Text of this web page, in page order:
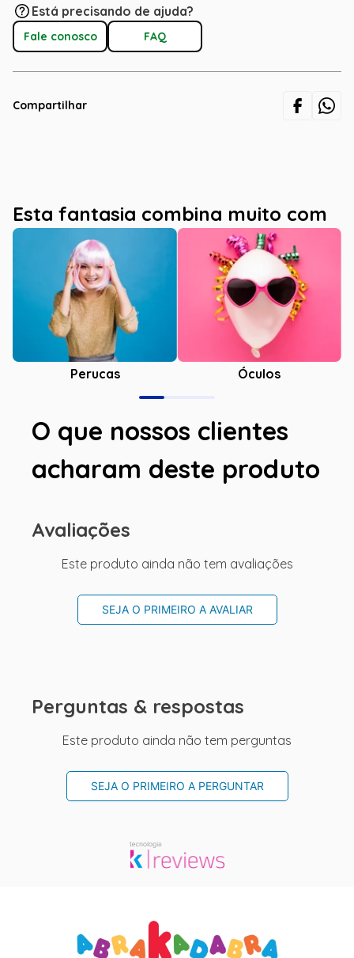
Está precisando de ajuda?
Fale conosco FAQ
Compartilhar
Esta fantasia combina muito com
Perucas Óculos
O que nossos clientes
acharam deste produto
Avaliações
Este produto ainda não tem avaliações
SEJA O PRIMEIRO A AVALIAR
Perguntas & respostas
Este produto ainda não tem perguntas
SEJA O PRIMEIRO A PERGUNTAR